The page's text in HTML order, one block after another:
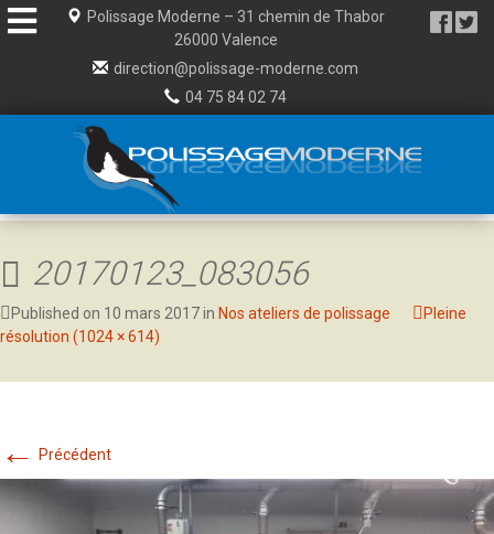
Polissage Moderne – 31 chemin de Thabor
26000 Valence
direction@polissage-moderne.com
04 75 84 02 74
Aller
au
20170123_083056
Published on 10 mars 2017in Nos ateliers de polissage
Pleine
résolution (1024 × 614)
← Précédent